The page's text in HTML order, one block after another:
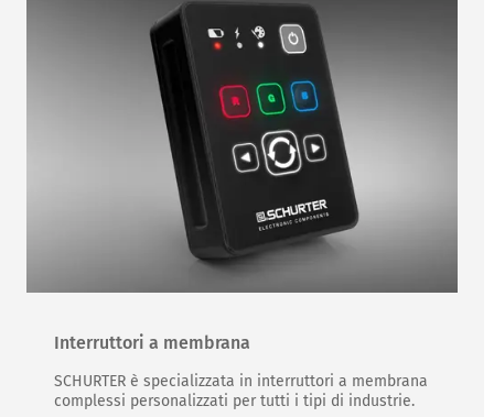
Interruttori a membrana
SCHURTER è specializzata in interruttori a membrana
complessi personalizzati per tutti i tipi di industrie.